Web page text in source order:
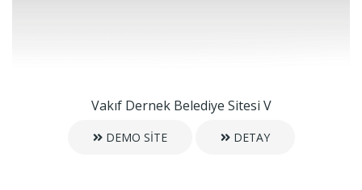
Vakıf Dernek Belediye Sitesi V
DEMO SİTE DETAY